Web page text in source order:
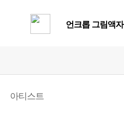
언크롭 그림액자
아티스트